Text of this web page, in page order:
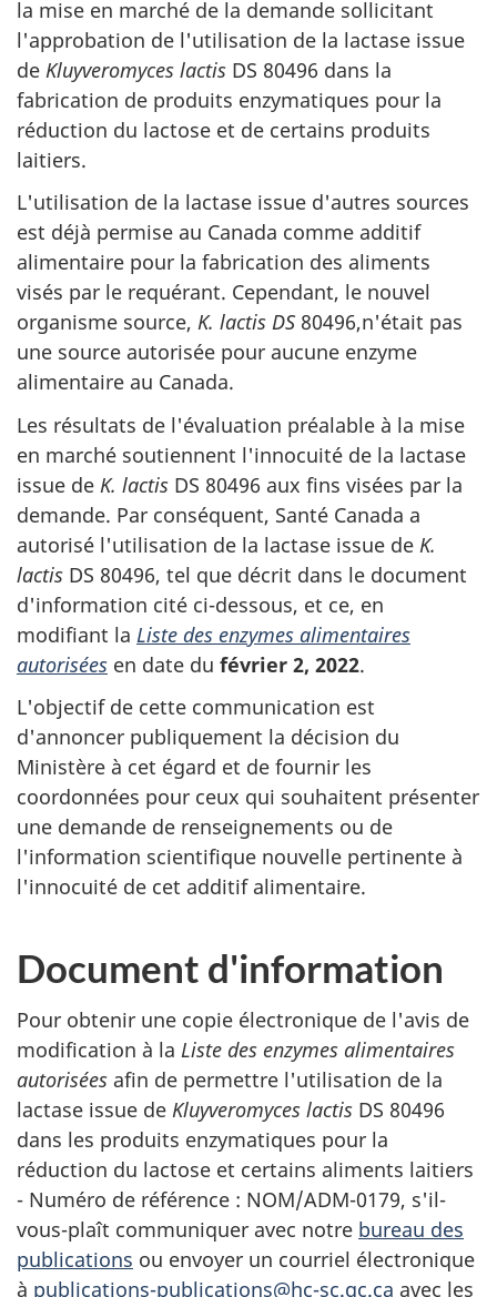
la mise en marché de la demande sollicitant
l'approbation de l'utilisation de la lactase issue
de Kluyveromyces lactis DS 80496 dans la
fabrication de produits enzymatiques pour la
réduction du lactose et de certains produits
laitiers.
L'utilisation de la lactase issue d'autres sources
est déjà permise au Canada comme additif
alimentaire pour la fabrication des aliments
visés par le requérant. Cependant, le nouvel
organisme source, K. lactis DS 80496,n'était pas
une source autorisée pour aucune enzyme
alimentaire au Canada.
Les résultats de l'évaluation préalable à la mise
en marché soutiennent l'innocuité de la lactase
issue de K. lactis DS 80496 aux fins visées par la
demande. Par conséquent, Santé Canada a
autorisé l'utilisation de la lactase issue de K.
lactis DS 80496, tel que décrit dans le document
d'information cité ci-dessous, et ce, en
modifiant la Liste des enzymes alimentaires
autorisées en date du février 2, 2022.
L'objectif de cette communication est
d'annoncer publiquement la décision du
Ministère à cet égard et de fournir les
coordonnées pour ceux qui souhaitent présenter
une demande de renseignements ou de
l'information scientifique nouvelle pertinente à
l'innocuité de cet additif alimentaire.
Document d'information
Pour obtenir une copie électronique de l'avis de
modification à la Liste des enzymes alimentaires
autorisées afin de permettre l'utilisation de la
lactase issue de Kluyveromyces lactis DS 80496
dans les produits enzymatiques pour la
réduction du lactose et certains aliments laitiers
- Numéro de référence : NOM/ADM-0179, s'il-
vous-plaît communiquer avec notre bureau des
publications ou envoyer un courriel électronique
à publications-publications@hc-sc.gc.ca avec les